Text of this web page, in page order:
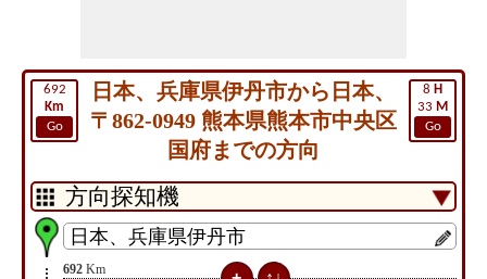
692
Km
Go
8 H
33 M
Go
日本、兵庫県伊丹市から日本、
〒862-0949 熊本県熊本市中央区
国府までの方向
692 Km